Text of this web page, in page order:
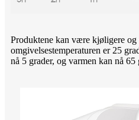
Produktene kan være kjøligere og
omgivelsestemperaturen er 25
nå 5 grader, og varmen kan nå 65